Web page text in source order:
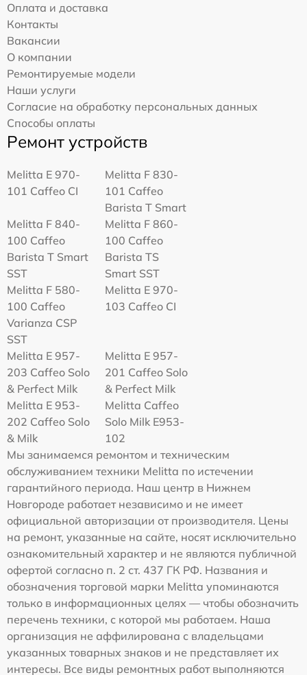
Оплата и доставка
Контакты
Вакансии
О компании
Ремонтируемые модели
Наши услуги
Согласие на обработку персональных данных
Способы оплаты
Ремонт устройств
Melitta Е 970-
101 Caffeo CI
Melitta F 830-
101 Caffeo
Barista T Smart
Melitta F 840-
100 Caffeo
Barista T Smart
SST
Melitta F 860-
100 Caffeo
Barista TS
Smart SST
Melitta F 580-
100 Caffeo
Varianza CSP
SST
Melitta Е 970-
103 Caffeo CI
Melitta E 957-
203 Caffeo Solo
& Perfect Milk
Melitta E 957-
201 Caffeo Solo
& Perfect Milk
Melitta Е 953-
202 Caffeo Solo
& Milk
Melitta Caffeo
Solo Milk E953-
102
Мы занимаемся ремонтом и техническим
обслуживанием техники Melitta по истечении
гарантийного периода. Наш центр в Нижнем
Новгороде работает независимо и не имеет
официальной авторизации от производителя. Цены
на ремонт, указанные на сайте, носят исключительно
ознакомительный характер и не являются публичной
офертой согласно п. 2 ст. 437 ГК РФ. Названия и
обозначения торговой марки Melitta упоминаются
только в информационных целях — чтобы обозначить
перечень техники, с которой мы работаем. Наша
организация не аффилирована с владельцами
указанных товарных знаков и не представляет их
интересы. Все виды ремонтных работ выполняются